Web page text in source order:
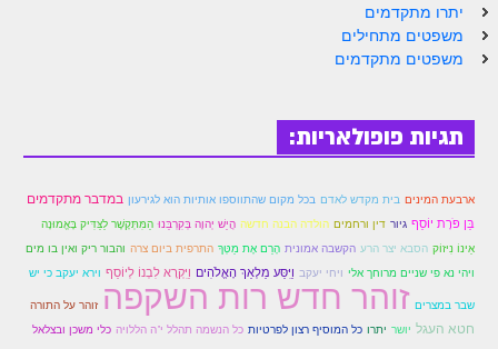
הזוהר הקדוש וארא מתחילים
הזוהר הקדוש וארא מתקדמים
הזוהר הקדוש בא מתקדמים
הזוהר הקדוש בשלח מתקדמים
הזוהר הקדוש יתרו מתקדמים
יתרו מתקדמים
משפטים מתחילים
משפטים מתקדמים
תגיות פופולאריות:
ארבעת המינים בית מקדש לאדם בכל מקום שהתווספו אותיות הוא לגירעון במדבר מתקדמים
בֵּן פֹּרָת יוֹסֵף גיור דין ורחמים הולדה הבנה חדשה הֲיֵשׁ יְהוָה בְּקִרְבֵּנוּ הַמִּתְּקָשֶׁר לַצַּדִּיק בָּאֱמוּנָה
אֵינוֹ נִיזוֹק הסבא יצר הרע הקשבה אמונית הָרֵם אֶת מַטְּךָ התרפית ביום צרה והבור ריק ואין בו מים
ויהי נא פי שניים מרוחך אלי ויחי יעקב וַיִּסַּע מַלְאַךְ הָאֱלֹהִים וַיִּקְרָא לִבְנוֹ לְיוֹסֵף וירא יעקב כי יש
שבר במצרים זוהר חדש רות השקפה זוהר על התורה
חטא העגל יושר יתרו כל המוסיף רצון לפרטיות כל הנשמה תהלל י"ה הללויה כלי משכן ובצלאל